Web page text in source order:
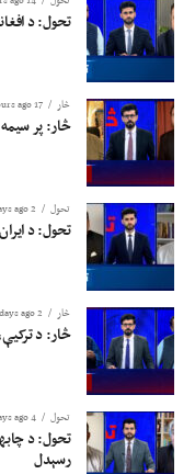
تحول: د
څار 17 hours ago
څار: پر
تحول 2 days ago
تحول: د
څار 2 days ago
څار: د
تحول 4 days ago
تحول: د
رسېدل